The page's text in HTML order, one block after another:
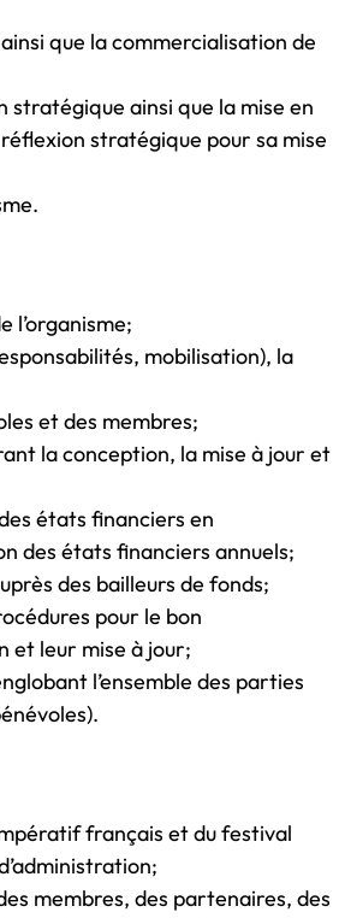
que la commercialisation de
stratégique ainsi que la mise en
stratégique pour sa mise
l’organisme;
mobilisation), la
et des membres;
la conception, la mise à jour et
états financiers en
des états financiers annuels;
des bailleurs de fonds;
pour le bon
et leur mise à jour;
l’ensemble des parties
français et du festival
membres, des partenaires, des